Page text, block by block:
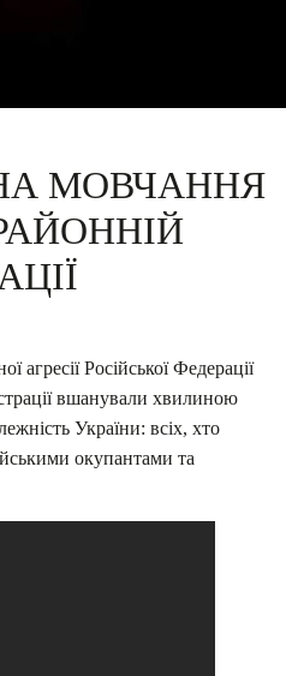
МОВЧАННЯ
Російської Федерації
вшанували хвилиною
України: всіх, хто
окупантами та